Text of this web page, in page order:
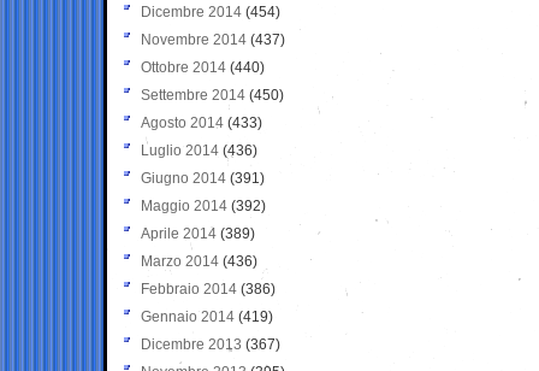
Dicembre 2014 (454)
Novembre 2014 (437)
Ottobre 2014 (440)
Settembre 2014 (450)
Agosto 2014 (433)
Luglio 2014 (436)
Giugno 2014 (391)
Maggio 2014 (392)
Aprile 2014 (389)
Marzo 2014 (436)
Febbraio 2014 (386)
Gennaio 2014 (419)
Dicembre 2013 (367)